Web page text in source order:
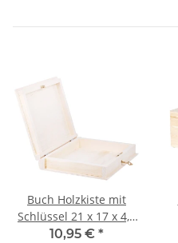
Buch Holzkiste mit
Schlüssel 21 x 17 x 4,5
cm, Holzkiste
10,95 € *